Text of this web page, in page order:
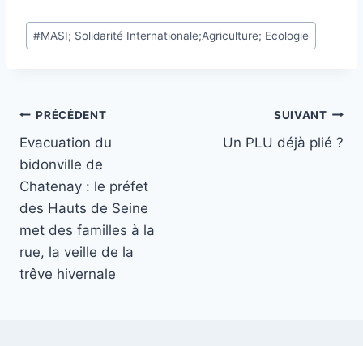
Étiquettes
de
#MASI; Solidarité Internationale;Agriculture; Ecologie
Navigation
de
l’article
PRÉCÉDENT
Evacuation du
bidonville de
Chatenay : le préfet
des Hauts de Seine
met des familles à la
rue, la veille de la
trêve hivernale
SUIVANT
Un PLU déjà plié ?